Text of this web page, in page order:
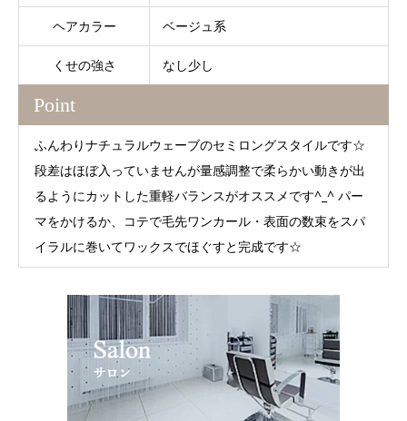
ヘアカラー ベージュ系
くせの強さ なし少し
Point
ふんわりナチュラルウェーブのセミロングスタイルです☆
段差はほぼ入っていませんが量感調整で柔らかい動きが出
るようにカットした重軽バランスがオススメです^_^ パー
マをかけるか、コテで毛先ワンカール・表面の数束をスパ
イラルに巻いてワックスでほぐすと完成です☆